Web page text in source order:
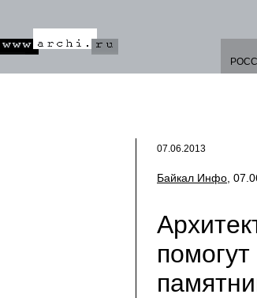
07.06.2013
Байкал Инфо ,